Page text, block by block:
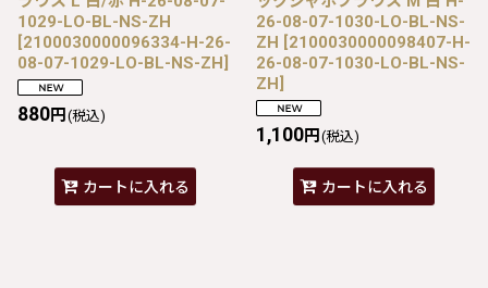
1029-LO-BL-NS-ZH
[2100030000096334-H-26-
08-07-1029-LO-BL-NS-ZH]
880円 (税込)
カートに入れる
26-08-07-1030-LO-BL-NS-
ZH [2100030000098407-H-
26-08-07-1030-LO-BL-NS-
ZH]
1,100円 (税込)
カートに入れる